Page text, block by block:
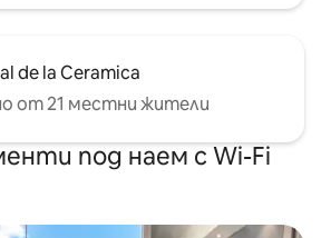
de la Ceramica
от 21 местни жители
под наем с Wi-Fi